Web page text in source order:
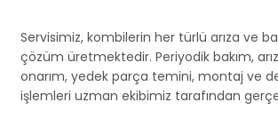
Servisimiz, kombilerin her türlü arıza ve
çözüm üretmektedir. Periyodik bakım,
onarım, yedek parça temini, montaj ve
işlemleri uzman ekibimiz tarafından